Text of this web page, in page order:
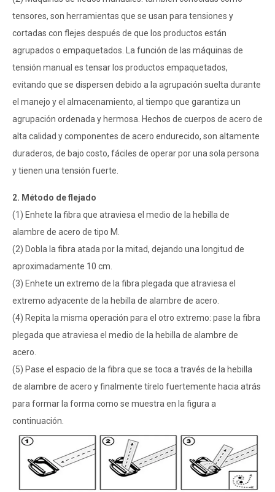
tensores, son herramientas que se usan para tensiones y
cortadas con flejes después de que los productos están
agrupados o empaquetados. La función de las máquinas de
tensión manual es tensar los productos empaquetados,
evitando que se dispersen debido a la agrupación suelta durante
el manejo y el almacenamiento, al tiempo que garantiza un
agrupación ordenada y hermosa. Hechos de cuerpos de acero de
alta calidad y componentes de acero endurecido, son altamente
duraderos, de bajo costo, fáciles de operar por una sola persona
y tienen una tensión fuerte.
2. Método de flejado
(1) Enhete la fibra que atraviesa el medio de la hebilla de
alambre de acero de tipo M.
(2) Dobla la fibra atada por la mitad, dejando una longitud de
aproximadamente 10 cm.
(3) Enhete un extremo de la fibra plegada que atraviesa el
extremo adyacente de la hebilla de alambre de acero.
(4) Repita la misma operación para el otro extremo: pase la fibra
plegada que atraviesa el medio de la hebilla de alambre de
acero.
(5) Pase el espacio de la fibra que se toca a través de la hebilla
de alambre de acero y finalmente tírelo fuertemente hacia atrás
para formar la forma como se muestra en la figura a
continuación.